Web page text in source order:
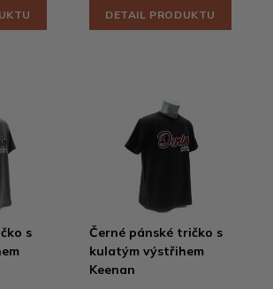
DETAIL PRODUKTU
s
Černé pánské tričko s
kulatým výstřihem
Keenan